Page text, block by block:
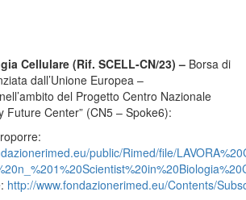
Cellulare (Rif. SCELL-CN/23) – Borsa di
dall’Unione Europea –
del Progetto Centro Nazionale
Future Center” (CN5 – Spoke6):
public/Rimed/file/
http://www.fondazionerimed.eu/Contents/